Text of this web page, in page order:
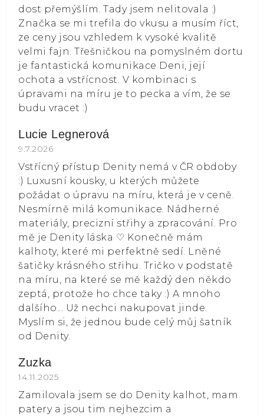
dost přemýšlím. Tady jsem nelitovala :)
Značka se mi trefila do vkusu a musím říct,
ze ceny jsou vzhledem k vysoké kvalitě
velmi fajn. Třešničkou na pomyslném dortu
je fantastická komunikace Deni, její
ochota a vstřícnost. V kombinaci s
úpravami na míru je to pecka a vím, že se
budu vracet :)
Lucie Legnerová
Hodnocení obchodu je 5 z 5 hvězdiček.
9.7.2026
Vstřícný přístup Denity nemá v ČR obdoby
:) Luxusní kousky, u kterých můžete
požádat o úpravu na míru, která je v ceně.
Nesmírně milá komunikace. Nádherné
materiály, precizní střihy a zpracování. Pro
mě je Denity láska ⁠♡ Konečně mám
kalhoty, které mi perfektně sedí. Lněné
šatičky krásného střihu. Tričko v podstatě
na míru, na které se mě každý den někdo
zeptá, protože ho chce taky :) A mnoho
dalšího... Už nechci nakupovat jinde.
Myslím si, že jednou bude celý můj šatník
od Denity.
Zuzka
Hodnocení obchodu je 5 z 5 hvězdiček.
14.11.2025
Zamilovala jsem se do Denity kalhot, mam
patery a jsou tim nejhezcim a